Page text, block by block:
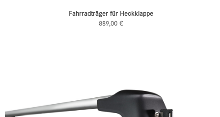
Fahrradträger für Heckklappe
889,00 €